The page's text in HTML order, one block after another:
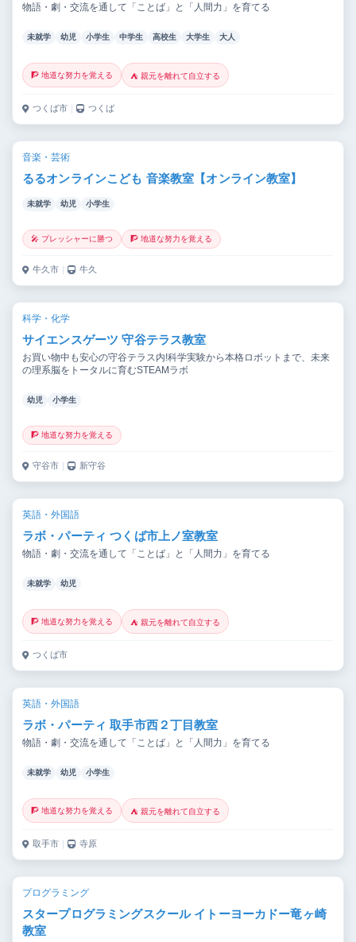
物語・劇・交流を通して「ことば」と「人間力」を育てる
未就学 幼児 小学生 中学生 高校生 大学生 大人
🧗 地道な努力を覚える ⛺ 親元を離れて自立する
つくば市 ｜ つくば
音楽・芸術
るるオンラインこども 音楽教室【オンライン教室】
未就学 幼児 小学生
🎤 プレッシャーに勝つ 🧗 地道な努力を覚える
牛久市 ｜ 牛久
科学・化学
サイエンスゲーツ 守谷テラス教室
お買い物中も安心の守谷テラス内!科学実験から本格ロボットまで、未来
の理系脳をトータルに育むSTEAMラボ
幼児 小学生
🧗 地道な努力を覚える
守谷市 ｜ 新守谷
英語・外国語
ラボ・パーティ つくば市上ノ室教室
物語・劇・交流を通して「ことば」と「人間力」を育てる
未就学 幼児
🧗 地道な努力を覚える ⛺ 親元を離れて自立する
つくば市
英語・外国語
ラボ・パーティ 取手市西２丁目教室
物語・劇・交流を通して「ことば」と「人間力」を育てる
未就学 幼児 小学生
🧗 地道な努力を覚える ⛺ 親元を離れて自立する
取手市 ｜ 寺原
プログラミング
スタープログラミングスクール イトーヨーカドー竜ヶ崎
教室